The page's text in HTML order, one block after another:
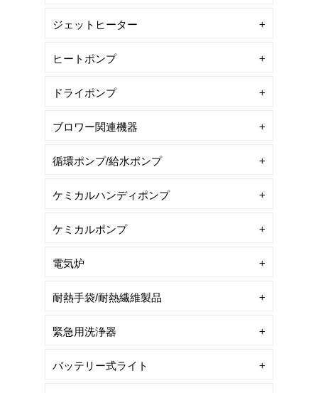
ジェットヒーター
ヒートポンプ
ドライポンプ
ブロワー関連機器
循環ポンプ/給水ポンプ
ケミカルハンディポンプ
ケミカルポンプ
電気炉
耐熱手袋/耐熱繊維製品
緊急用洗浄器
バッテリー式ライト